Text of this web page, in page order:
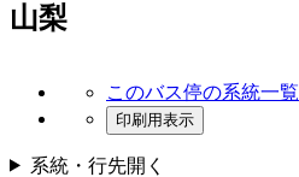
山梨
このバス停の系統一覧
印刷用表示
系統・行先開く